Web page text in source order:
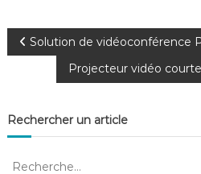
N
v
Solution de vidéoconférence
Projecteur vidéo
Rechercher un article
R